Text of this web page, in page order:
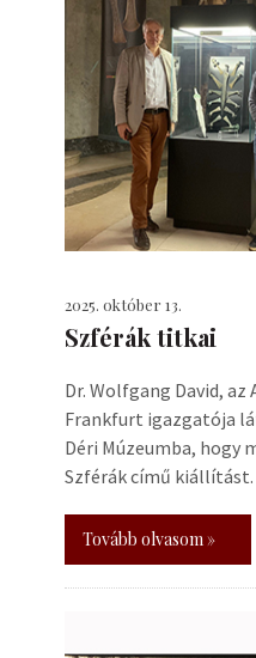
2025. október 13.
Szférák titkai
Dr. Wolfgang David,
Frankfurt igazgatója
Déri Múzeumba, hogy
Szférák című kiállítást.
Tovább olvasom »